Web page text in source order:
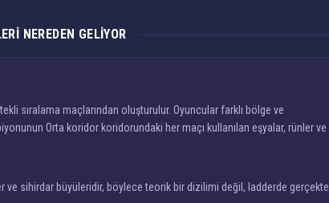
NEREDEN GELIYOR
sıralama maçlarından oluşturulur. Oyuncular farklı bölge ve
Orta koridor koridorundaki her maçı kullanılan eşyalar, rünler ve
ve sihirdar büyüleridir, böylece teorik bir dizilimi değil, ladderde gerçekte